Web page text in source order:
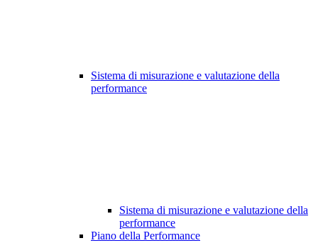
Sistema di misurazione e valutazione della
performance
Sistema di misurazione e valutazione della
performance
Piano della Performance